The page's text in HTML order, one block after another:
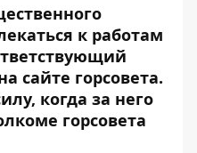
к работам
сайте горсовета.
когда за него
горсовета